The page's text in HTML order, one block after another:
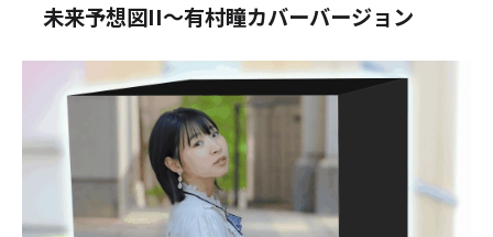
未来予想図II～有村瞳カバーバージョン